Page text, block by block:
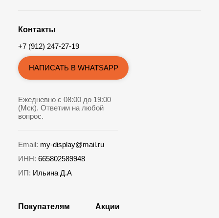
Покупателям
Акции
Контакты
+7 (912) 247-27-19
НАПИСАТЬ В WHATSAPP
Ежедневно с 08:00 до 19:00
(Мск). Ответим на любой
вопрос.
Email: my-display@mail.ru
ИНН: 665802589948
ИП: Ильина Д.А